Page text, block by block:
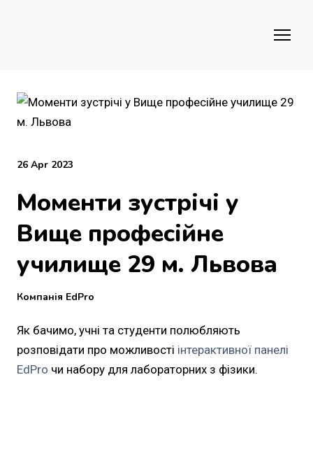
26 Apr 2023
Моменти зустрічі у
Вище професійне
училище 29 м. Львова
Компанія EdPro
Як бачимо, учні та студенти полюбляють
розповідати про можливості інтерактивної панелі
EdPro чи набору для лабораторних з фізики.